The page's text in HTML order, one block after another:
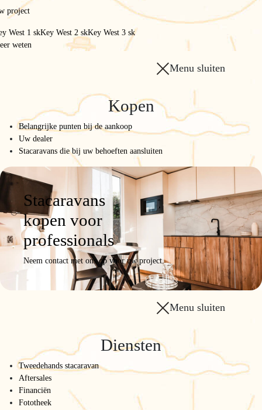
project
West 1 skKey West 2 skKey West 3 sk
weten
Menu sluiten
Kopen
Belangrijke punten bij de aankoop
Uw dealer
Stacaravans die bij uw behoeften aansluiten
Stacaravans
kopen voor
professionals
Neem contact met ons op voor uw project.
Menu sluiten
Diensten
Tweedehands stacaravan
Aftersales
Financiën
Fototheek
1064 3sk 2bk
Productgegevens Foto’s/video Configureren
Een
offerte